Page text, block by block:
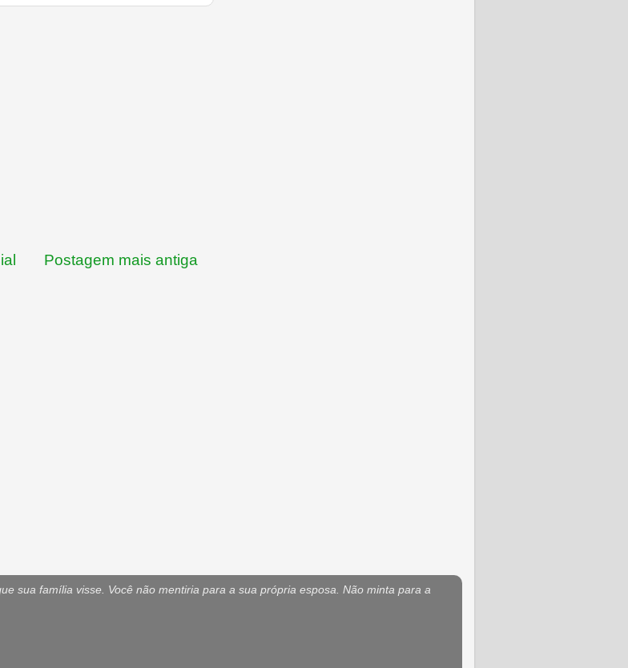
Postagem mais antiga
sua família visse. Você não mentiria para a sua própria esposa. Não minta para a